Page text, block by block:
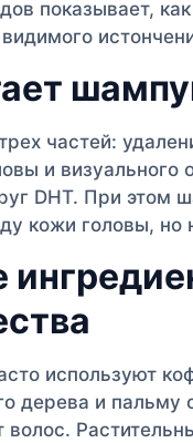
показывает,
частей:
и
DHT. При этом
кожи головы, но
используют
дерева и
волос.